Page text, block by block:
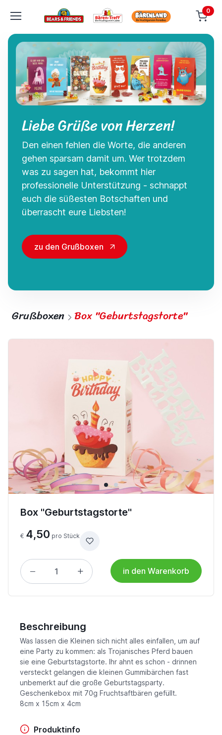
0
Liebe Grüße von Herzen!
Den einen fehlen die Worte, die anderen
gehen sparsam damit um. Wer trotzdem
was zu sagen hat, bekommt hier
professionelle Unterstützung - schnappt
euch die süßesten Botschaften und
überrascht eure Liebsten!
zu den Grußboxen
Grußboxen Box "Geburtstagstorte"
Box "Geburtstagstorte"
€ 4,50 pro Stück
in den Warenkorb
Beschreibung
Was lassen die Kleinen sich nicht alles einfallen, um auf
eine Party zu kommen: als Trojanisches Pferd bauen
sie eine Geburtstagstorte. Ihr ahnt es schon - drinnen
versteckt gelangen die kleinen Gummibärchen fast
unbemerkt auf die große Geburtstagsparty.
Geschenkebox mit 70g Fruchtsaftbären gefüllt.
8cm x 15cm x 4cm
Produktinfo